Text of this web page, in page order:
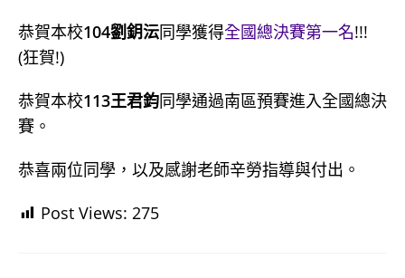
恭賀本校104劉鈅沄同學獲得全國總決賽第一名!!!
(狂賀!)
恭賀本校113王君鈞同學通過南區預賽進入全國總決
賽。
恭喜兩位同學，以及感謝老師辛勞指導與付出。
Post Views: 275